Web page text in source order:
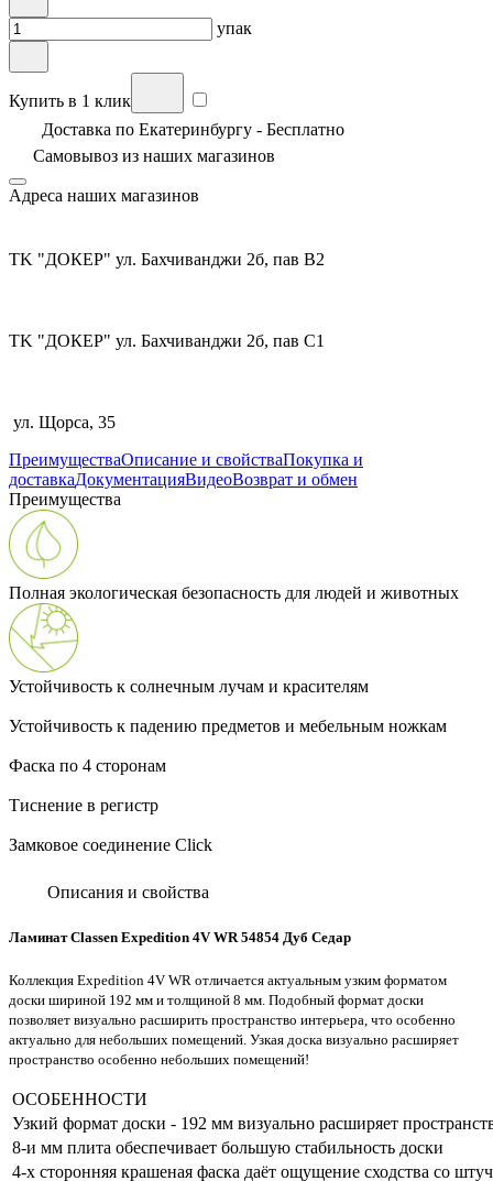
упак
Купить в 1 клик
Доставка по Екатеринбургу - Бесплатно
Самовывоз из наших магазинов
Адреса наших магазинов
TK "ДОКЕР" ул. Бахчиванджи 2б, пав В2
TK "ДОКЕР" ул. Бахчиванджи 2б, пав С1
ул. Щорса, 35
ПреимуществаОписание и свойстваПокупка и
доставкаДокументацияВидеоВозврат и обмен
Преимущества
Полная экологическая безопасность для людей и животных
Устойчивость к солнечным лучам и красителям
Устойчивость к падению предметов и мебельным ножкам
Фаска по 4 сторонам
Тиснение в регистр
Замковое соединение Click
Описания и свойства
Ламинат Classen Expedition 4V WR 54854 Дуб Седар
Коллекция Expedition 4V WR отличается актуальным узким форматом
доски шириной 192 мм и толщиной 8 мм. Подобный формат доски
позволяет визуально расширить пространство интерьера, что особенно
актуально для небольших помещений. Узкая доска визуально расширяет
пространство особенно небольших помещений!
ОСОБЕННОСТИ
Узкий формат доски - 192 мм визуально расширяет
8-и мм плита обеспечивает большую стабильность доски
4-х сторонняя крашеная фаска даёт ощущение сходства со